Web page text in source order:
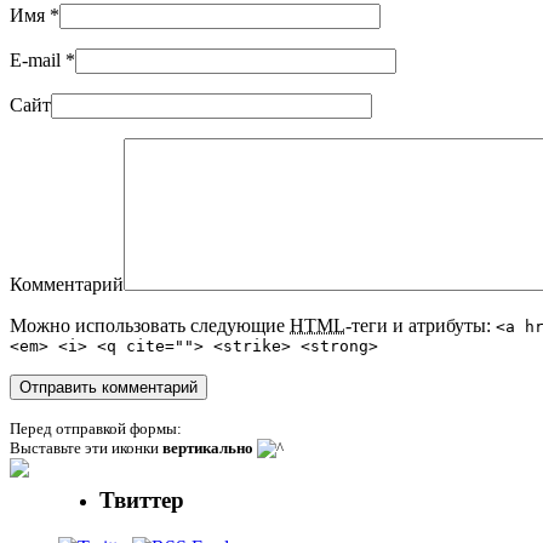
Имя *
E-mail *
Сайт
Комментарий
Можно использовать следующие HTML-теги и атрибуты: <a
<em> <i> <q cite=""> <strike> <strong>
Перед отправкой формы:
Выставьте эти иконки вертикально
Твиттер